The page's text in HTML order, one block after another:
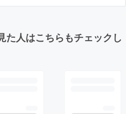
た人はこちらもチェックし